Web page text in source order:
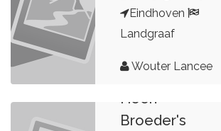
Eindhoven
Landgraaf
Wouter Lancee
Heen
Broeder's